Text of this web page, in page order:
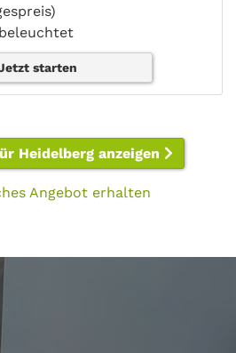
starten
Heidelberg anzeigen
Angebot erhalten